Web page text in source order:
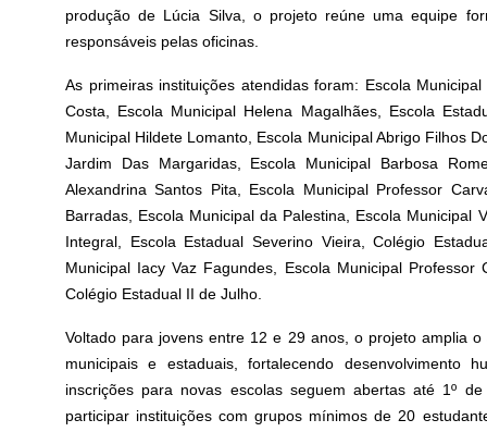
produção de Lúcia Silva, o projeto reúne uma equipe
responsáveis pelas oficinas.
As primeiras instituições atendidas foram: Escola
Costa, Escola Municipal Helena Magalhães, Escola
Municipal Hildete Lomanto, Escola Municipal Abrigo Filhos
Jardim Das Margaridas, Escola Municipal Barbosa
Alexandrina Santos Pita, Escola Municipal Professor
Barradas, Escola Municipal da Palestina, Escola Municipal
Integral, Escola Estadual Severino Vieira, Colégio
Municipal Iacy Vaz Fagundes, Escola Municipal Professor
Colégio Estadual II de Julho.
Voltado para jovens entre 12 e 29 anos, o projeto amplia
municipais e estaduais, fortalecendo desenvolvimento
inscrições para novas escolas seguem abertas até 1º
participar instituições com grupos mínimos de 20